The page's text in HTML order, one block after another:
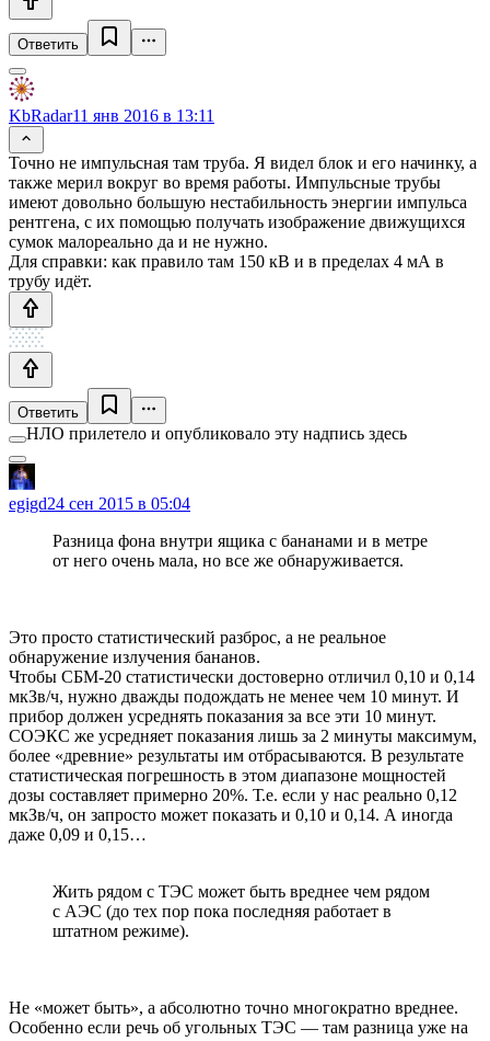
Ответить
KbRadar11 янв 2016 в 13:11
Точно не импульсная там труба. Я видел блок и его начинку, а
также мерил вокруг во время работы. Импульсные трубы
имеют довольно большую нестабильность энергии импульса
рентгена, с их помощью получать изображение движущихся
сумок малореально да и не нужно.
Для справки: как правило там 150 кВ и в пределах 4 мА в
трубу идёт.
Ответить
НЛО прилетело и опубликовало эту надпись здесь
egigd24 сен 2015 в 05:04
Разница фона внутри ящика с бананами и в метре
от него очень мала, но все же обнаруживается.
Это просто статистический разброс, а не реальное
обнаружение излучения бананов.
Чтобы СБМ-20 статистически достоверно отличил 0,10 и 0,14
мкЗв/ч, нужно дважды подождать не менее чем 10 минут. И
прибор должен усреднять показания за все эти 10 минут.
СОЭКС же усредняет показания лишь за 2 минуты максимум,
более «древние» результаты им отбрасываются. В результате
статистическая погрешность в этом диапазоне мощностей
дозы составляет примерно 20%. Т.е. если у нас реально 0,12
мкЗв/ч, он запросто может показать и 0,10 и 0,14. А иногда
даже 0,09 и 0,15…
Жить рядом с ТЭС может быть вреднее чем рядом
с АЭС (до тех пор пока последняя работает в
штатном режиме).
Не «может быть», а абсолютно точно многократно вреднее.
Особенно если речь об угольных ТЭС — там разница уже на